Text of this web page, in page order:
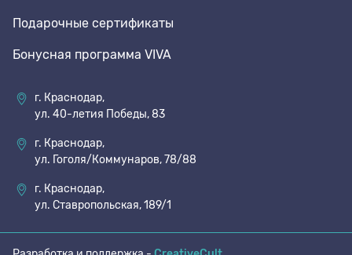
Подарочные сертификаты
Бонусная программа VIVA
г. Краснодар,
ул. 40-летия Победы, 83
г. Краснодар,
ул. Гоголя/Коммунаров, 78/88
г. Краснодар,
ул. Ставропольская, 189/1
Щетки